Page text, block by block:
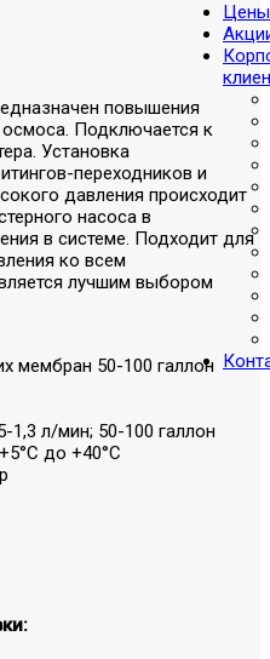
Цены
повышения
Подключается к
Установка
переходников и
давления происходит
насоса в
в системе. Подходит для
ко всем
лучшим выбором
мембран 50-100 галлон
1,3 л/мин; 50-100 галлон
до +40°С